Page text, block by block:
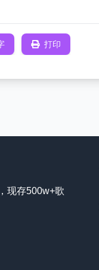
打印
现存500w+歌